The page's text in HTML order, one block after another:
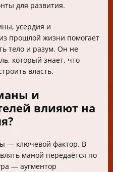
для развития.
усердия и
прошлой жизни помогает
тело и разум. Он не
который знает, что
власть.
и
влияют на
— ключевой фактор. В
маной передаётся по
— аугментор